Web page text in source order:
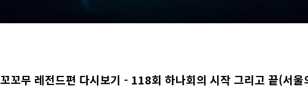
꼬꼬무 레전드편 다시보기 - 118회 하나회의 시작 그리고 끝(서울